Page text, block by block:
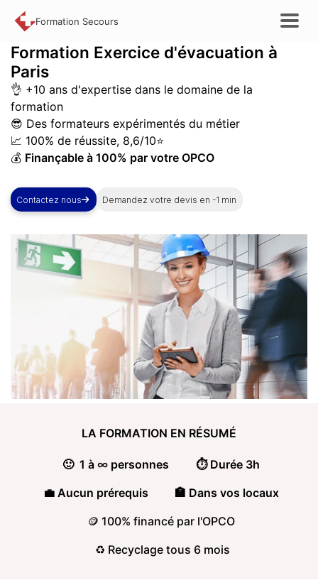
Formation Secours
Formation Exercice d'évacuation à
Paris
👌 +10 ans d'expertise dans le domaine de la
formation
😎 Des formateurs expérimentés du métier
📈 100% de réussite, 8,6/10⭐
💰 Finançable à 100% par votre OPCO
Contactez nous Demandez votre devis en -1 min
LA FORMATION EN RÉSUMÉ
🙂 1 à ∞ personnes
⏱️ Durée 3h
💼 Aucun prérequis
🏣 Dans vos locaux
🪙 100% financé par l'OPCO
♻️ Recyclage tous 6 mois